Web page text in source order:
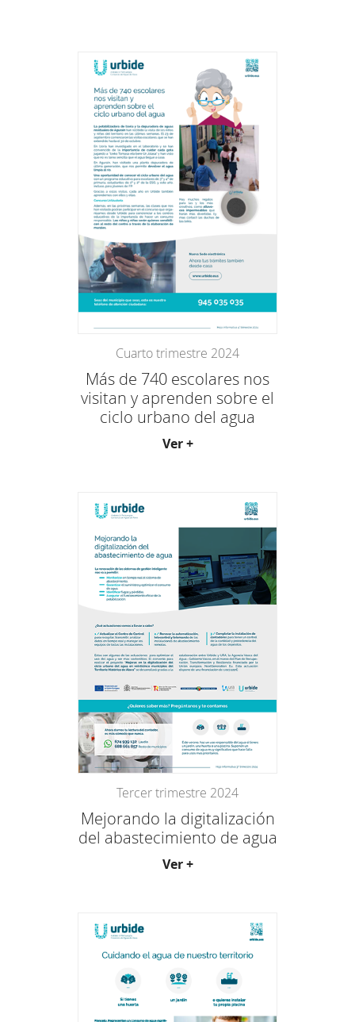
Cuarto trimestre 2024
Más de 740 escolares nos
visitan y aprenden sobre el
ciclo urbano del agua
Ver +
Tercer trimestre 2024
Mejorando la digitalización
del abastecimiento de agua
Ver +